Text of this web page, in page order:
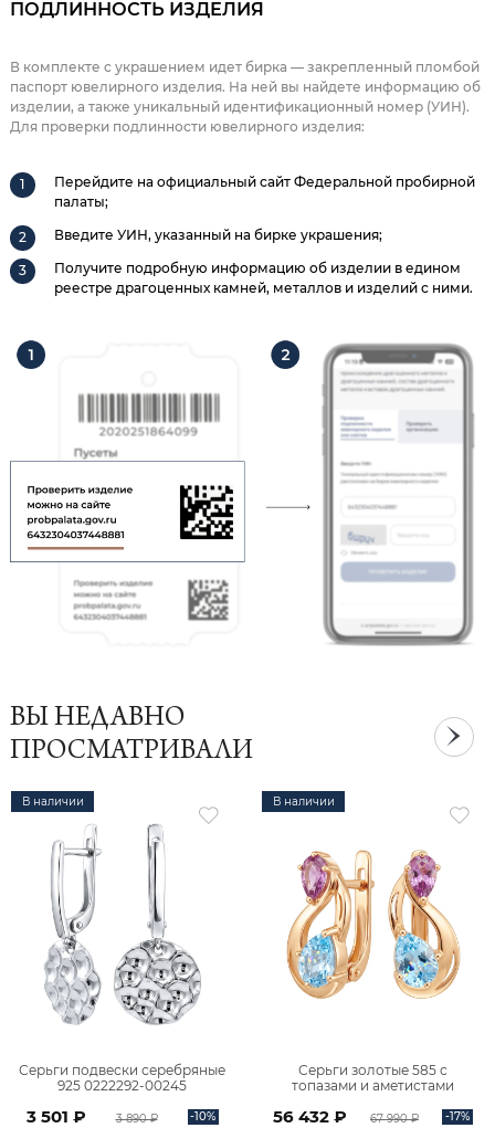
ПОДЛИННОСТЬ ИЗДЕЛИЯ
В комплекте с украшением идет бирка — закрепленный пломбой
паспорт ювелирного изделия. На ней вы найдете информацию об
изделии, а также уникальный идентификационный номер (УИН).
Для проверки подлинности ювелирного изделия:
Перейдите на официальный сайт Федеральной пробирной
палаты;
Введите УИН, указанный на бирке украшения;
Получите подробную информацию об изделии в едином
реестре драгоценных камней, металлов и изделий с ними.
ВЫ НЕДАВНО
ПРОСМАТРИВАЛИ
В наличии
Серьги подвески серебряные
925 0222292-00245
3 501 ₽ 3 890 ₽ -10%
В наличии
Серьги золотые 585 с
топазами и аметистами
56 432 ₽ 67 990 ₽ -17%